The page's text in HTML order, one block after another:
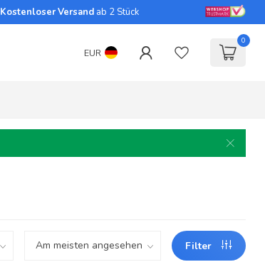
Kostenloser Versand ab 2 Stück
EUR
0
Filter